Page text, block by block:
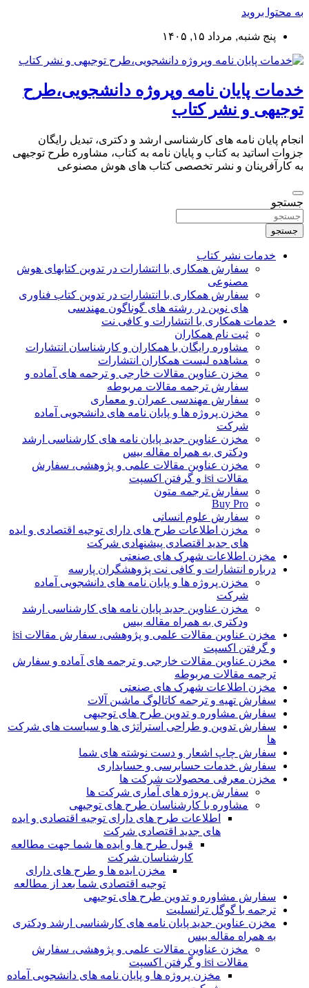
به محتوا بروید
پنج شنبه, مرداد ۱۵, ۱۴۰۵
خدمات پایان نامه وپروژه دانشجویی،طرح
توجیهی و نشر کتاب
انجام پایان نامه های کارشناسی ارشد و دکتری، تبدیل رایگان
جزوات اساتید به کتاب و پایان نامه به کتاب، مشاوره طرح توجیهی
به کارآفرینان و نشر تخصصی کتاب های هوش مصنوعی
جستجو
جستجو
خدمات نشر کتاب
سفارش همکاری با انتشارات در تدوین کتابهای هوش
مصنوعی
سفارش همکاری با انتشارات در تدوین کتاب فناوری
های نوین در رشته های گوناگون مهندسی
خدمات همکاری با انتشارات و کافی نت
ثبت نام همکاران
مشاوره رایگان با همکاران و کارشناسان انتشارات
مشاهده لیست همکاران انتشارات
مخزن عناوین مقالات خارجی و ترجمه های آماده و
سفارش ترجمه مقالات مربوطه
سفارش مهندسی عمران و معماری
مخزن پروژه ها و پایان نامه های دانشجویی آماده
شرکت
مخزن عناوین جدید پایان نامه های کارشناسی ارشد
ودکتری به همراه مقاله بیس
مخزن عناوین مقالات علمی و پژوهشی، سفارش
مقالات isi و گرفتن اکسپت
سفارش ترجمه متون
Buy Pro
سفارش علوم انسانی
مخزن اطلاعات طرح های دارای توجیه اقتصادی و ایده
های جدید اقتصادی پیشنهادی شرکت
مخزن اطلاعات شهرک های صنعتی
درباره انتشارات و کافی نت پژوهشگران پارسه
مخزن پروژه ها و پایان نامه های دانشجویی آماده
شرکت
مخزن عناوین جدید پایان نامه های کارشناسی ارشد
ودکتری به همراه مقاله بیس
مخزن عناوین مقالات علمی و پژوهشی، سفارش مقالات isi
و گرفتن اکسپت
مخزن عناوین مقالات خارجی و ترجمه های آماده و سفارش
ترجمه مقالات مربوطه
مخزن اطلاعات شهرک های صنعتی
سفارش تهیه و ترجمه کاتالوگ ماشین آلات
سفارش مشاوره و تدوین طرح های توجیهی
سفارش تدوین و طراحی استراتژی ها و سیاست های شرکت
ها
سفارش چاپ اشعار و دست نوشته های شما
سفارش خدمات حسابرسی و حسابداری
مخزن معرفی محصولات شرکت ها
سفارش پروژه های آماری شرکت ها
مشاوره با کارشناسان طرح های توجیهی
اطلاعات طرح های دارای توجیه اقتصادی و ایده
های جدید اقتصادی شرکت
قبول طرح ها و ایده ها شما جهت مطالعه
کارشناسان شرکت
مخزن ایده ها و طرح های دارای
توجیه اقتصادی شما بعد از مطالعه
سفارش مشاوره و تدوین طرح های توجیهی
ترجمه با گوگل ترانسلیت
مخزن عناوین جدید پایان نامه های کارشناسی ارشد ودکتری
به همراه مقاله بیس
مخزن عناوین مقالات علمی و پژوهشی، سفارش
مقالات isi و گرفتن اکسپت
مخزن پروژه ها و پایان نامه های دانشجویی آماده